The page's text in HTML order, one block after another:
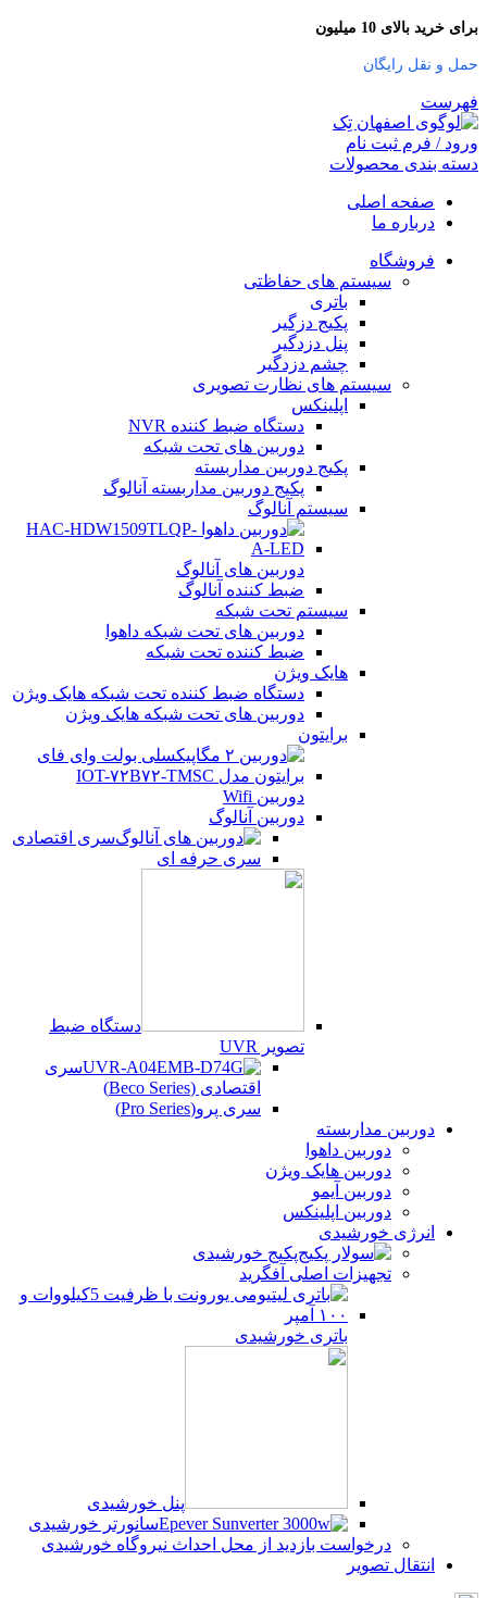
برای خرید بالای 10 میلیون
حمل و نقل رایگان
فهرست
ورود / فرم ثبت نام
دسته بندی محصولات
صفحه اصلی
درباره ما
فروشگاه
سیستم های حفاظتی
باتری
پکیج دزگیر
پنل دزدگیر
چشم دزدگیر
سیستم های نظارت تصویری
اپلینکس
دستگاه ضبط کننده NVR
دوربین های تحت شبکه
پکیج دوربین مداربسته
پکیج دوربین مداربسته آنالوگ
سیستم آنالوگ
دوربین های آنالوگ
ضبط کننده آنالوگ
سیستم تحت شبکه
دوربین های تحت شبکه داهوا
ضبط کننده تحت شبکه
هایک ویژن
دستگاه ضبط کننده تحت شبکه هایک ویژن
دوربین های تحت شبکه هایک ویژن
برایتون
دوربین Wifi
دوربین آنالوگ
سری اقتصادی
سری حرفه ای
دستگاه ضبط
تصویر UVR
سری
اقتصادی (Beco Series)
سری پرو(Pro Series)
دوربین مداربسته
دوربین داهوا
دوربین هایک ویژن
دوربین آیمو
دوربین اپلینکس
انرژی خورشیدی
پکیج خورشیدی
تجهیزات اصلی آفگرید
باتری خورشیدی
پنل خورشیدی
سانورتر خورشیدی
درخواست بازدید از محل احداث نیروگاه خورشیدی
انتقال تصویر